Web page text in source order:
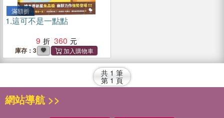
滿額折
1.這可不是一點點
9
360
庫存：3
共 1 筆
第 1 頁
網站導航 >>